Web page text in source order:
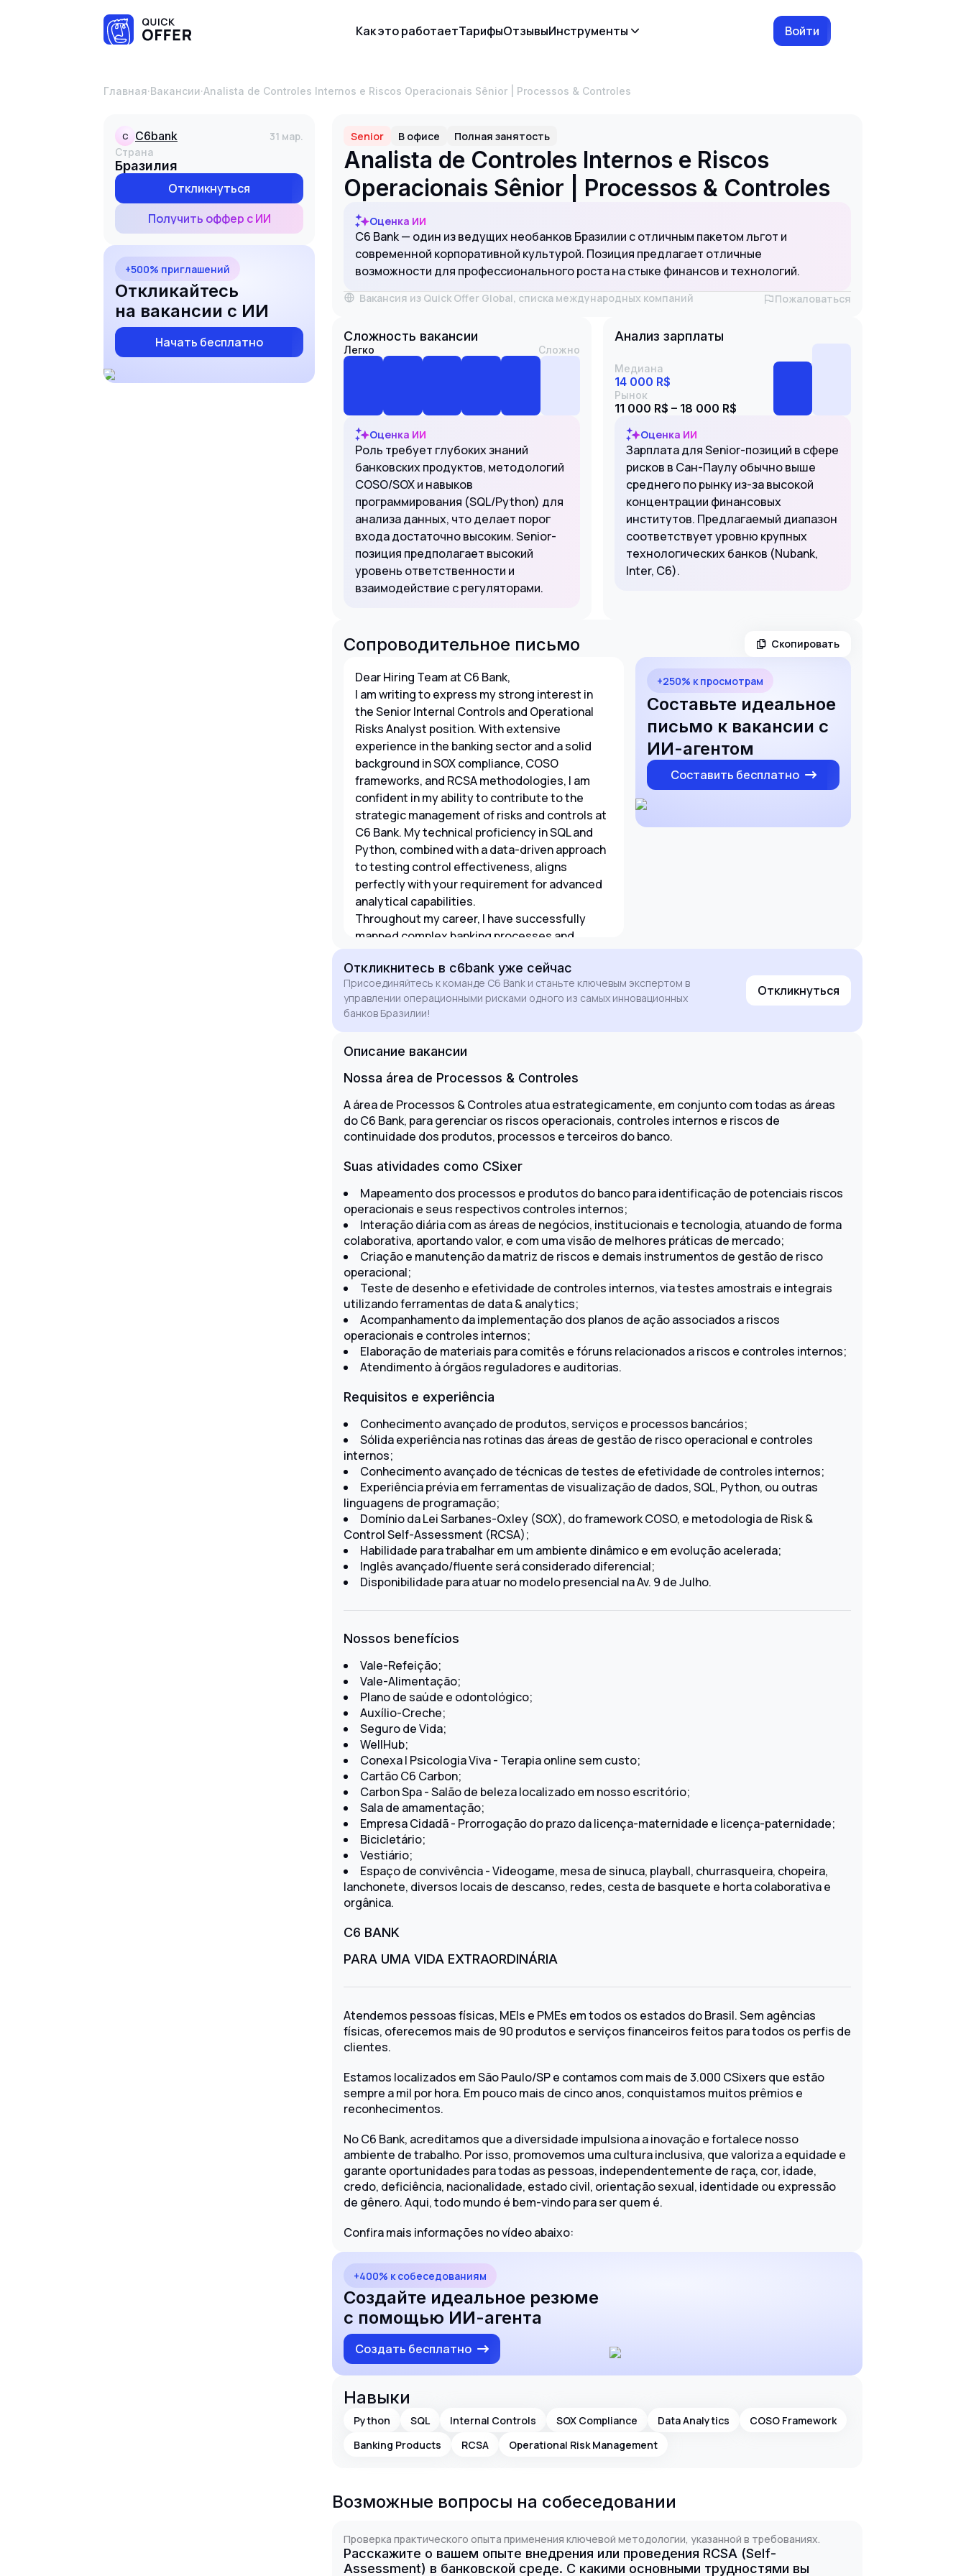
Как это работаетТарифыОтзывыИнструменты Войти
Главная·Вакансии· Analista de Controles Internos e Riscos Operacionais Sênior | Processos & Controles
C c6bank 31 мар.
Страна
Бразилия
Откликнуться
Получить оффер с ИИ
+500% приглашений
Откликайтесь
на вакансии с ИИ
Начать бесплатно
Senior В офисе Полная занятость
Analista de Controles Internos e Riscos
Operacionais Sênior | Processos & Controles
Оценка ИИ
C6 Bank — один из ведущих необанков Бразилии с отличным пакетом льгот и
современной корпоративной культурой. Позиция предлагает отличные
возможности для профессионального роста на стыке финансов и технологий.
Вакансия из Quick Offer Global, списка международных компаний Пожаловаться
Сложность вакансии
Легко Сложно
Оценка ИИ
Роль требует глубоких знаний
банковских продуктов, методологий
COSO/SOX и навыков
программирования (SQL/Python) для
анализа данных, что делает порог
входа достаточно высоким. Senior-
позиция предполагает высокий
уровень ответственности и
взаимодействие с регуляторами.
Анализ зарплаты
Медиана
14 000 R$
Рынок
11 000 R$ – 18 000 R$
Оценка ИИ
Зарплата для Senior-позиций в сфере
рисков в Сан-Паулу обычно выше
среднего по рынку из-за высокой
концентрации финансовых
институтов. Предлагаемый диапазон
соответствует уровню крупных
технологических банков (Nubank,
Inter, C6).
Сопроводительное письмо Скопировать
Dear Hiring Team at C6 Bank,
I am writing to express my strong interest in
the Senior Internal Controls and Operational
Risks Analyst position. With extensive
experience in the banking sector and a solid
background in SOX compliance, COSO
frameworks, and RCSA methodologies, I am
confident in my ability to contribute to the
strategic management of risks and controls at
C6 Bank. My technical proficiency in SQL and
Python, combined with a data-driven approach
to testing control effectiveness, aligns
perfectly with your requirement for advanced
analytical capabilities.
Throughout my career, I have successfully
mapped complex banking processes and
implement robust risk mitigation strategies. I
am particularly drawn to C6 Bank's dynamic
environment and its commitment to innovation
and diversity. I look forward to the possibility of
management to your esteemed team and
helping maintain the high standards of
+250% к просмотрам
Составьте идеальное
письмо к вакансии с
ИИ-агентом
Составить бесплатно
Откликнитесь в c6bank уже сейчас
Присоединяйтесь к команде C6 Bank и станьте ключевым экспертом в
управлении операционными рисками одного из самых инновационных
банков Бразилии!
Откликнуться
Описание вакансии
Nossa área de Processos & Controles
A área de Processos & Controles atua estrategicamente, em conjunto com todas as áreas
do C6 Bank, para gerenciar os riscos operacionais, controles internos e riscos de
continuidade dos produtos, processos e terceiros do banco.
Suas atividades como CSixer
Mapeamento dos processos e produtos do banco para identificação de potenciais riscos
operacionais e seus respectivos controles internos;
Interação diária com as áreas de negócios, institucionais e tecnologia, atuando de forma
colaborativa, aportando valor, e com uma visão de melhores práticas de mercado;
Criação e manutenção da matriz de riscos e demais instrumentos de gestão de risco
operacional;
Teste de desenho e efetividade de controles internos, via testes amostrais e integrais
utilizando ferramentas de data & analytics;
Acompanhamento da implementação dos planos de ação associados a riscos
operacionais e controles internos;
Elaboração de materiais para comitês e fóruns relacionados a riscos e controles internos;
Atendimento à órgãos reguladores e auditorias.
Requisitos e experiência
Conhecimento avançado de produtos, serviços e processos bancários;
Sólida experiência nas rotinas das áreas de gestão de risco operacional e controles
internos;
Conhecimento avançado de técnicas de testes de efetividade de controles internos;
Experiência prévia em ferramentas de visualização de dados, SQL, Python, ou outras
linguagens de programação;
Domínio da Lei Sarbanes-Oxley (SOX), do framework COSO, e metodologia de Risk &
Control Self-Assessment (RCSA);
Habilidade para trabalhar em um ambiente dinâmico e em evolução acelerada;
Inglês avançado/fluente será considerado diferencial;
Disponibilidade para atuar no modelo presencial na Av. 9 de Julho.
Nossos benefícios
Vale-Refeição;
Vale-Alimentação;
Plano de saúde e odontológico;
Auxílio-Creche;
Seguro de Vida;
WellHub;
Conexa | Psicologia Viva - Terapia online sem custo;
Cartão C6 Carbon;
Carbon Spa - Salão de beleza localizado em nosso escritório;
Sala de amamentação;
Empresa Cidadã - Prorrogação do prazo da licença-maternidade e licença-paternidade;
Bicicletário;
Vestiário;
Espaço de convivência - Videogame, mesa de sinuca, playball, churrasqueira, chopeira,
lanchonete, diversos locais de descanso, redes, cesta de basquete e horta colaborativa e
orgânica.
C6 BANK
PARA UMA VIDA EXTRAORDINÁRIA
Atendemos pessoas físicas, MEIs e PMEs em todos os estados do Brasil. Sem agências
físicas, oferecemos mais de 90 produtos e serviços financeiros feitos para todos os perfis de
clientes.
Estamos localizados em São Paulo/SP e contamos com mais de 3.000 CSixers que estão
sempre a mil por hora. Em pouco mais de cinco anos, conquistamos muitos prêmios e
reconhecimentos.
No C6 Bank, acreditamos que a diversidade impulsiona a inovação e fortalece nosso
ambiente de trabalho. Por isso, promovemos uma cultura inclusiva, que valoriza a equidade e
garante oportunidades para todas as pessoas, independentemente de raça, cor, idade,
credo, deficiência, nacionalidade, estado civil, orientação sexual, identidade ou expressão
de gênero. Aqui, todo mundo é bem-vindo para ser quem é.
Confira mais informações no vídeo abaixo:
+400% к собеседованиям
Создайте идеальное резюме
с помощью ИИ-агента
Создать бесплатно
Навыки
Python SQL Internal Controls SOX Compliance Data Analytics
COSO Framework
Banking Products
RCSA Operational Risk Management
Возможные вопросы на собеседовании
Проверка практического опыта применения ключевой методологии, указанной в требованиях.
Расскажите о вашем опыте внедрения или проведения RCSA (Self-
Assessment) в банковской среде. С какими основными трудностями вы